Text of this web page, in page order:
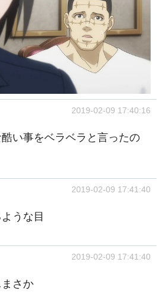
2019-02-09 17:40:16
い事をベラベラと言ったの
2019-02-09 17:41:40
うな目
2019-02-09 17:41:40
…まさか